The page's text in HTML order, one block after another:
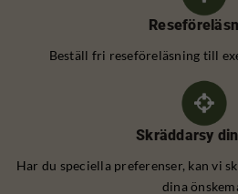
Beställ fri reseföreläsning till
Skräddarsy
Har du speciella preferenser, kan vi
dina